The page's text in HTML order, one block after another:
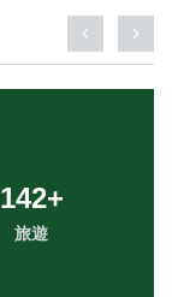
142+
旅遊